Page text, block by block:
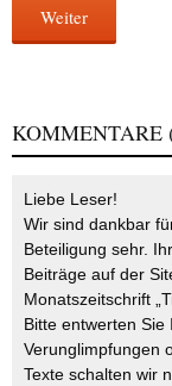
Weiter
KOMMENTARE
Liebe Leser!
Wir sind dankbar
Beteiligung sehr.
Beiträge auf der
Monatszeitschrift
Bitte entwerten
Verunglimpfungen
Texte schalten wir